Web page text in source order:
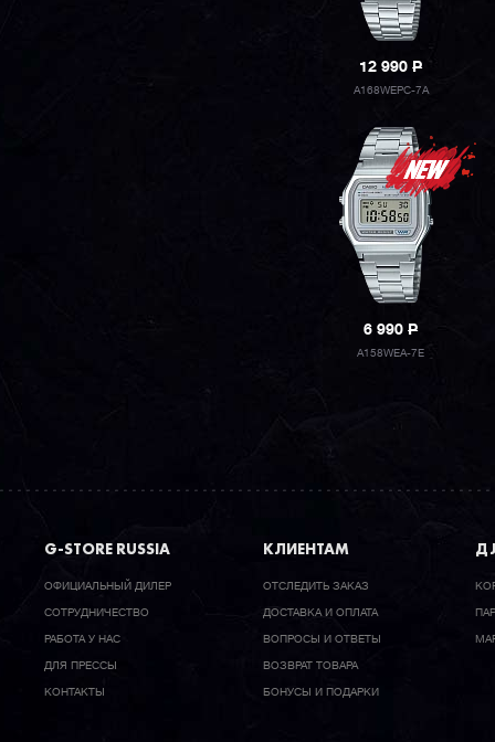
12 990P
A168WEPC-7A
6 990P
A158WEA-7E
G-STORE RUSSIA
ОФИЦИАЛЬНЫЙ ДИЛЕР
CОТРУДНИЧЕСТВО
РАБОТА У НАС
ДЛЯ ПРЕССЫ
КОНТАКТЫ
КЛИЕНТАМ
ОТСЛЕДИТЬ ЗАКАЗ
ДОСТАВКА И ОПЛАТА
ВОПРОСЫ И ОТВЕТЫ
ВОЗВРАТ ТОВАРА
БОНУСЫ И ПОДАРКИ